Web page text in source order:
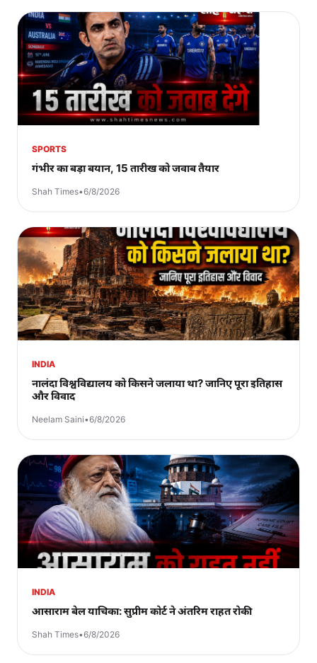
SPORTS
गंभीर का बड़ा बयान, 15 तारीख को जवाब तैयार
Shah Times•6/8/2026
INDIA
नालंदा विश्वविद्यालय को किसने जलाया था? जानिए पूरा इतिहास
और विवाद
Neelam Saini•6/8/2026
INDIA
आसाराम बेल याचिका: सुप्रीम कोर्ट ने अंतरिम राहत रोकी
Shah Times•6/8/2026